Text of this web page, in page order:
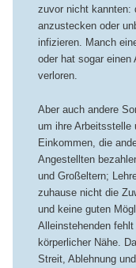
zuvor nicht kannten:
anzustecken oder
infizieren. Manch
oder hat sogar einen
verloren.
Aber auch andere
um ihre Arbeitsstelle
Einkommen, die
Angestellten
und Großeltern;
zuhause nicht die
und keine guten
Alleinstehenden
körperlicher Nähe.
Streit, Ablehnung